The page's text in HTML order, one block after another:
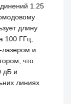
1.25
длину
100 ГГц,
и
что
дБ и
линиях